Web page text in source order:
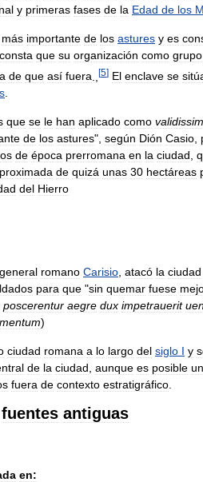
y primeras fases de la Edad de los
más importante de los astures y es
consta que su organización como grupo
de que así fuera [5] El enclave se
.
que se le han aplicado como
de los astures", según Dión Casio,
de época prerromana en la ciudad,
de quizá unas 30 hectáreas
del Hierro
general romano Carisio atacó la ciudad
para que "sin quemar fuese
poscerentur aegre dux impetrauerit
)
ciudad romana a lo largo del siglo I y
de la ciudad aunque es posible
fuera de contexto estratigráfico
fuentes antiguas
en: